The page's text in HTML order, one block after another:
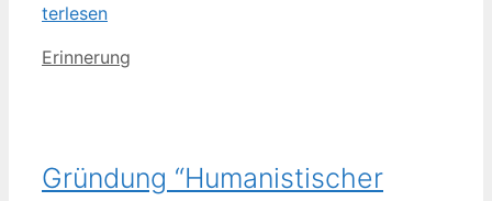
ter­le­sen
Kategorien
Erinnerung
Gründung “Humanistischer